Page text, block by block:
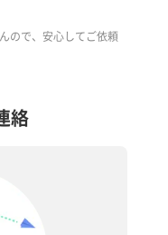
ので、安心してご依頼
絡